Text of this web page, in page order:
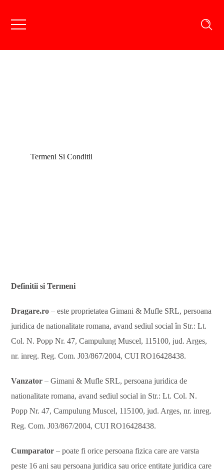
Termeni Si Conditii
Definitii si Termeni
Dragare.ro – este proprietatea Gimani & Mufle SRL, persoana
juridica de nationalitate romana, avand sediul social în Str.: Lt.
Col. N. Popp Nr. 47, Campulung Muscel, 115100, jud. Arges,
nr. inreg. Reg. Com. J03/867/2004, CUI RO16428438.
Vanzator – Gimani & Mufle SRL, persoana juridica de
nationalitate romana, avand sediul social in Str.: Lt. Col. N.
Popp Nr. 47, Campulung Muscel, 115100, jud. Arges, nr. inreg.
Reg. Com. J03/867/2004, CUI RO16428438.
Cumparator– poate fi orice persoana fizica care are varsta
peste 16 ani sau persoana juridica sau orice entitate juridica care